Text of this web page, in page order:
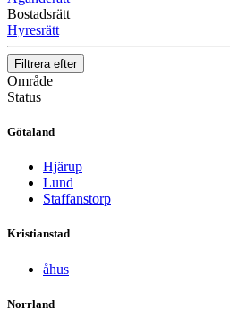
Bostadsrätt
Hyresrätt
Filtrera efter
Område
Status
Götaland
Hjärup
Lund
Staffanstorp
Kristianstad
åhus
Norrland